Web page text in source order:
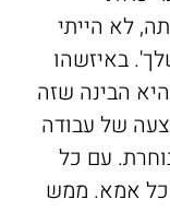
לא הייתי
באיזשהו
הבינה שזה
של עבודה
עם כל
כל אמא. ממש